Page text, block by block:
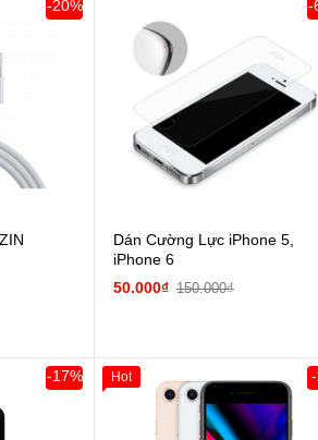
-20%
Dán Cường Lực iPhone 5,
iPhone 6
50.000₫ 150.000₫
-
Hàng
-17%
Giảm 100.000đ
Khách
Thân Thiết
Hot